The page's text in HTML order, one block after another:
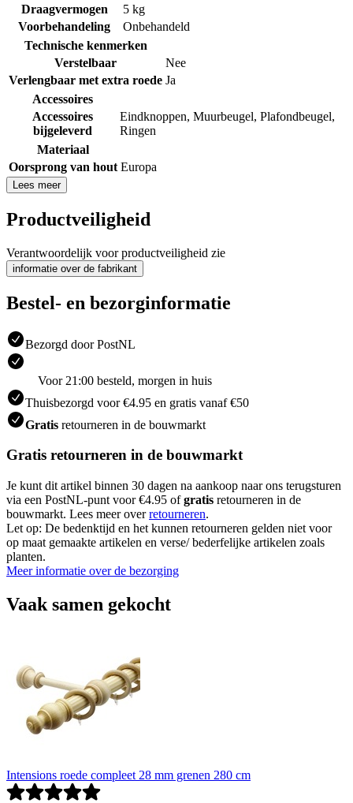
Draagvermogen
5 kg
Voorbehandeling
Onbehandeld
Technische kenmerken
Verstelbaar
Nee
Verlengbaar met extra roede Ja
Accessoires
Accessoires
bijgeleverd
Eindknoppen, Muurbeugel, Plafondbeugel,
Ringen
Materiaal
Oorsprong van hout Europa
Lees meer
Productveiligheid
Verantwoordelijk voor productveiligheid zie
informatie over de fabrikant
Bestel- en bezorginformatie
Bezorgd door PostNL
Voor 21:00 besteld, morgen in huis
Thuisbezorgd voor €4.95 en gratis vanaf €50
Gratis retourneren in de bouwmarkt
Gratis retourneren in de bouwmarkt
Je kunt dit artikel binnen 30 dagen na aankoop naar ons terugsturen
via een PostNL-punt voor €4.95 ofgratis retourneren in de
bouwmarkt. Lees meer overretourneren.
Let op: De bedenktijd en het kunnen retourneren gelden niet voor
op maat gemaakte artikelen en verse/ bederfelijke artikelen zoals
planten.
Meer informatie over de bezorging
Vaak samen gekocht
Intensions roede compleet 28 mm grenen 280 cm